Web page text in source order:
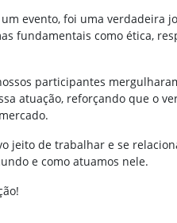
evento, foi uma
fundamentais como ética,
participantes
atuação, reforçando que o
jeito de trabalhar e se
e como atuamos nele.